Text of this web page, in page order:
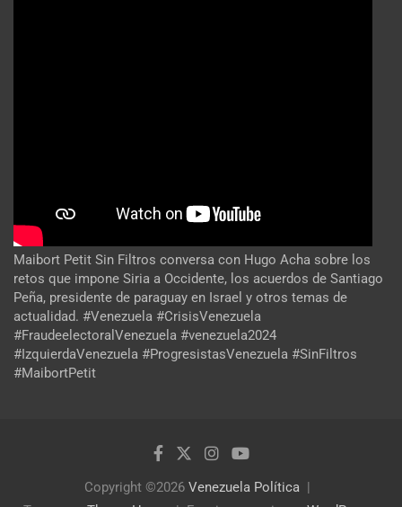
Maibort Petit Sin Filtros conversa con Hugo Acha sobre los
retos que impone Siria a Occidente, los acuerdos de Santiago
Peña, presidente de paraguay en Israel y otros temas de
actualidad. #Venezuela #CrisisVenezuela
#FraudeelectoralVenezuela #venezuela2024
#IzquierdaVenezuela #ProgresistasVenezuela #SinFiltros
#MaibortPetit
Copyright ©2026 Venezuela Política